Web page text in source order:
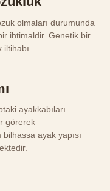
olmaları durumunda
ihtimaldir. Genetik bir
ayakkabıları
görerek
ayak yapısı